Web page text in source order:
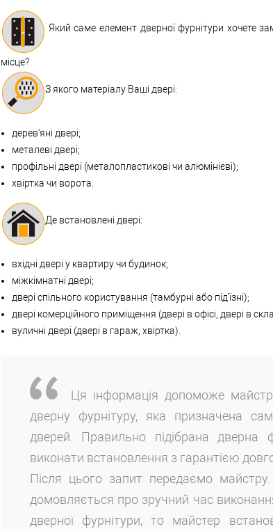
Який саме елемент дверної фурнітури хочете
місце?
З якого матеріалу Ваші двері:
дерев'яні двері;
металеві двері;
профільні двері (металопластикові чи алюмінієві);
хвіртка чи ворота.
Де встановлені двері:
вхідні двері у квартиру чи будинок;
міжкімнатні двері;
двері спільного користування (тамбурні або під'їзні);
двері комерційного приміщення (двері в офісі, двері в
вуличні двері (двері в гараж, хвіртка).
Ця інформація допоможе
дверну фурнітуру, яка призначена
дверей. Правильно підібрана дверна
виконати встановлення з гарантією
Після цього запит передаємо
домовляється про зручний час
дверної фурнітури, то майстер